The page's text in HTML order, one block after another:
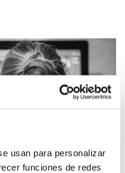
usan para personalizar
funciones de redes